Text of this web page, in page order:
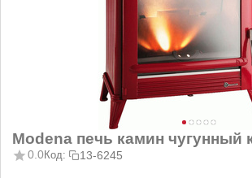
Modena печь камин чугунный
0.0Код: 13-6245